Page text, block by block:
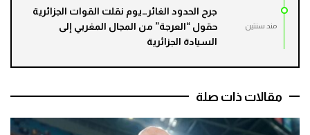
مند سنتين
جرح الحدود الغائر…يوم نقلت القوات الجزائرية
حقول “العرجة” من المجال المغربي إلى
السيادة الجزائرية
مقالات ذات صلة